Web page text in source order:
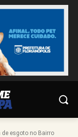
de esgoto no Bairro